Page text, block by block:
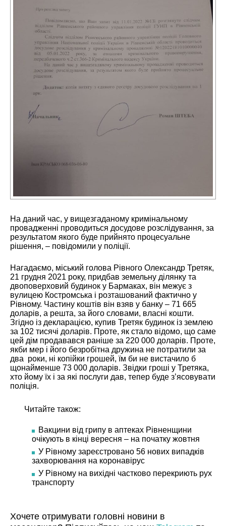
На даний час, у вищезгаданому кримінальному
провадженні проводиться досудове розслідування, за
результатом якого буде прийнято процесуальне
рішення, – повідомили у поліції.
Нагадаємо, міський голова Рівного Олександр Третяк,
21 грудня 2021 року, придбав земельну ділянку та
двоповерховий будинок у Бармаках, він межує з
вулицею Костромська і розташований фактично у
Рівному. Частину коштів він взяв у банку – 71 665
доларів, а решта, за його словами, власні кошти.
Згідно із декларацією, купив Третяк будинок із землею
за 102 тисячі доларів. Проте, як стало відомо, що саме
цей дім продавався раніше за 220 000 доларів. Проте,
якби мер і його безробітна дружина не потратили за
два роки, ні копійки грошей, їм би не вистачило б
щонайменше 73 000 доларів. Звідки гроші у Третяка,
хто йому їх і за які послуги дав, тепер буде з’ясовувати
поліція.
Читайте також:
Вакцини від грипу в аптеках Рівненщини
очікують в кінці вересня – на початку жовтня
У Рівному зареєстровано 56 нових випадків
захворювання на коронавірус
У Рівному на вихідні частково перекриють рух
транспорту
Хочете отримувати головні новини в